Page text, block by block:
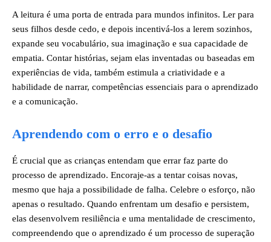
A leitura é uma porta de entrada para mundos infinitos. Ler para
seus filhos desde cedo, e depois incentivá-los a lerem sozinhos,
expande seu vocabulário, sua imaginação e sua capacidade de
empatia. Contar histórias, sejam elas inventadas ou baseadas em
experiências de vida, também estimula a criatividade e a
habilidade de narrar, competências essenciais para o aprendizado
e a comunicação.
Aprendendo com o erro e o desafio
É crucial que as crianças entendam que errar faz parte do
processo de aprendizado. Encoraje-as a tentar coisas novas,
mesmo que haja a possibilidade de falha. Celebre o esforço, não
apenas o resultado. Quando enfrentam um desafio e persistem,
elas desenvolvem resiliência e uma mentalidade de crescimento,
compreendendo que o aprendizado é um processo de superação